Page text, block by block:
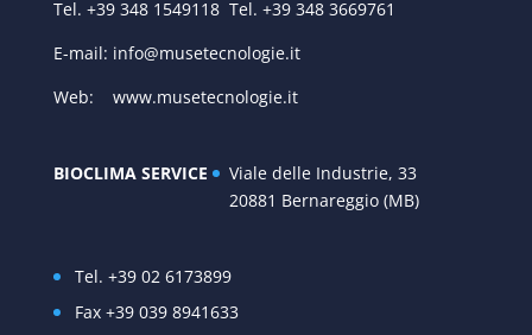
Tel. +39 348 1549118 Tel. +39 348 3669761
E-mail: info@musetecnologie.it
Web: www.musetecnologie.it
BIOCLIMA SERVICE
Viale delle Industrie, 33
20881 Bernareggio (MB)
Tel. +39 02 6173899
Fax +39 039 8941633